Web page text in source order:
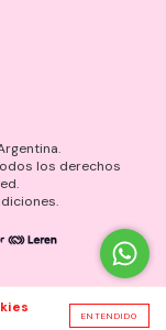
ENTENDIDO
los derechos